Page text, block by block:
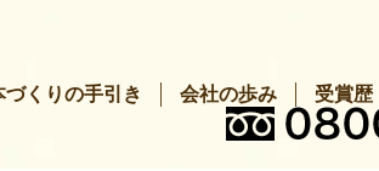
づくりの手引き 会社の歩み 受賞歴